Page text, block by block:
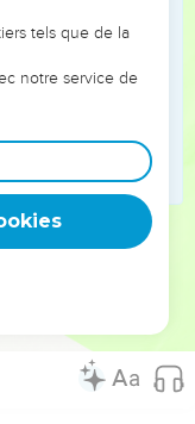
et de son peuple. Il
ou dans celle
est en rapport
n'avait encore
d'unroyaume
tels que de la
notre service de